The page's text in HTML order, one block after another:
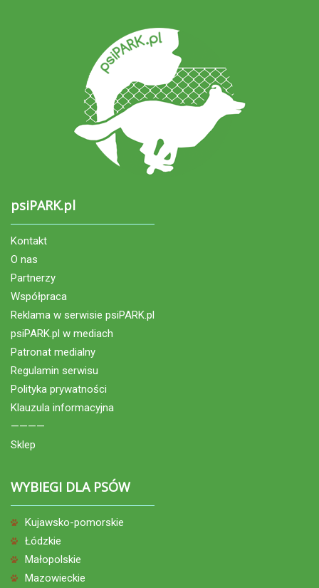
psiPARK.pl
Kontakt
O nas
Partnerzy
Współpraca
Reklama w serwisie psiPARK.pl
psiPARK.pl w mediach
Patronat medialny
Regulamin serwisu
Polityka prywatności
Klauzula informacyjna
————
Sklep
WYBIEGI DLA PSÓW
Kujawsko-pomorskie
Łódzkie
Małopolskie
Mazowieckie